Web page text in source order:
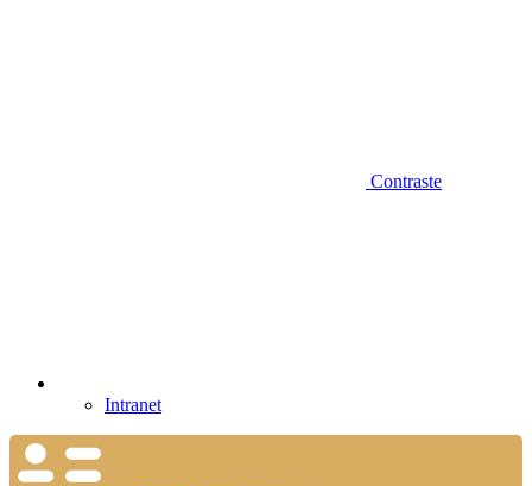
Contraste
Intranet